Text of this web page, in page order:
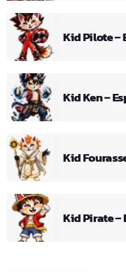
Kid Pilote –
Kid Ken –
Kid
Kid Pirate –